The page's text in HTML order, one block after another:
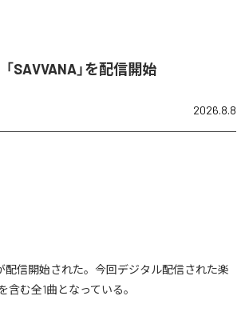
SAVVANA」を配信開始
2026.8.8
が配信開始された。今回デジタル配信された楽
含む全1曲となっている。